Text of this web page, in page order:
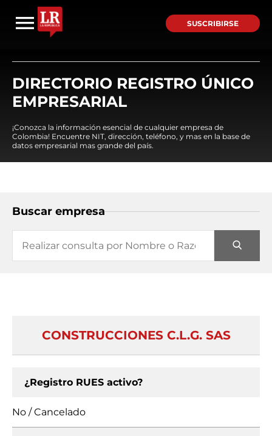
SUSCRIBIRSE
DIRECTORIO REGISTRO ÚNICO
EMPRESARIAL
¡Conozca la información esencial de cualquier empresa de
Colombia! Encuentre NIT, dirección, teléfono, y mas en la base de
datos empresarial mas grande del país.
Buscar empresa
CONSTRUCCIONES C.L.G. SAS
¿Registro RUES activo?
No / Cancelado